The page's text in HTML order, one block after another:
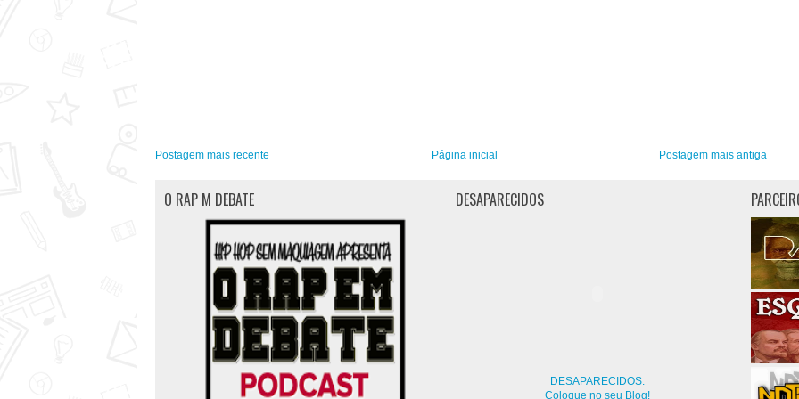
Postagem mais recente Postagem mais antiga
Página inicial
O RAP M DEBATE DESAPARECIDOS
DESAPARECIDOS:
Coloque no seu Blog!